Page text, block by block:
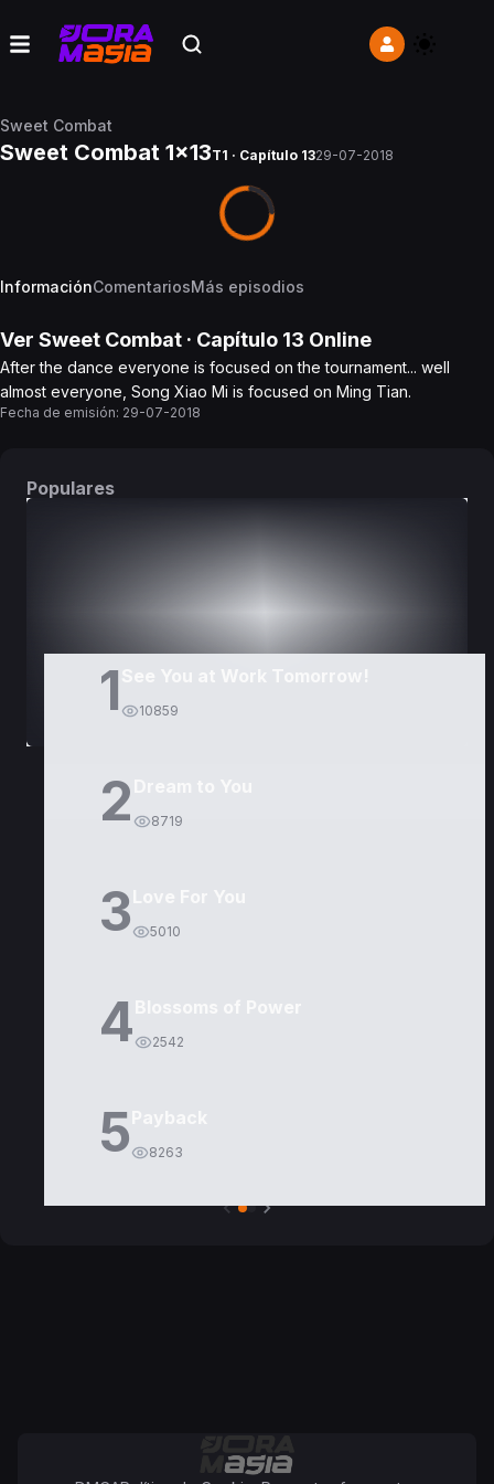
Sweet Combat
Sweet Combat 1x13T1 · Capítulo 1329-07-2018
InformaciónComentariosMás episodios
Ver Sweet Combat · Capítulo 13 Online
After the dance everyone is focused on the tournament... well
almost everyone, Song Xiao Mi is focused on Ming Tian.
Fecha de emisión: 29-07-2018
Populares
1 10859
2 8719
3 5010
4 2542
5 8263